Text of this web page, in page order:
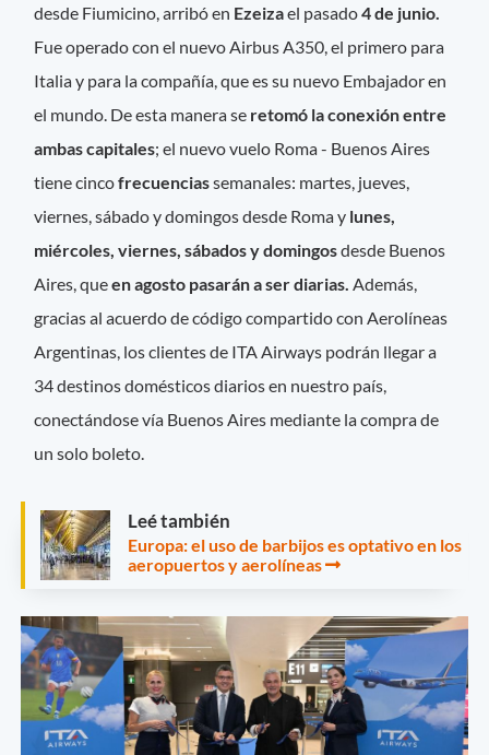
desde Fiumicino, arribó en Ezeizael pasado4 de junio.
Fue operado con el nuevo Airbus A350, el primero para
Italia y para la compañía, que es su nuevo Embajador en
el mundo. De esta manera se retomó la conexión entre
ambas capitales; el nuevo vuelo Roma - Buenos Aires
tiene cincofrecuenciassemanales: martes, jueves,
viernes, sábado y domingos desde Roma y lunes,
miércoles, viernes, sábados y domingosdesde Buenos
Aires, queen agosto pasarán a ser diarias. Además,
gracias al acuerdo de código compartido con Aerolíneas
Argentinas, los clientes de ITA Airways podrán llegar a
34 destinos domésticos diarios en nuestro país,
conectándose vía Buenos Aires mediante la compra de
un solo boleto.
Leé también
Europa: el uso de barbijos es optativo en los
aeropuertos y aerolíneas